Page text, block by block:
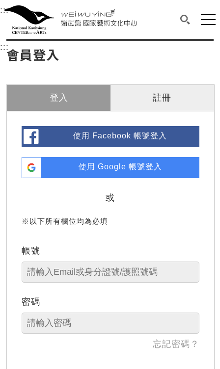
衛武營國家藝術文化中心
中央內容區塊，為本頁主要內容區。
:::選單連結區塊，此區塊列有本網站主要連結。
衛武營國家藝術文化中心
搜尋(開
網
::: 中央內容區塊，為本頁主要內容區。
會員登入
登入 註冊
使用 Facebook 帳號登入
使用 Google 帳號登入
或
※以下所有欄位均為必填
帳號
密碼
忘記密碼？